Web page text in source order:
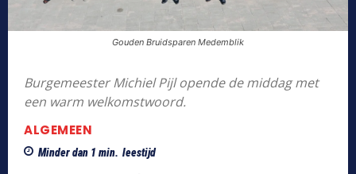
Gouden Bruidsparen Medemblik
Burgemeester Michiel Pijl opende de middag met
een warm welkomstwoord.
ALGEMEEN
Minder dan 1 min. leestijd